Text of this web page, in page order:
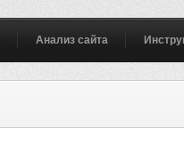
Анализ сайта